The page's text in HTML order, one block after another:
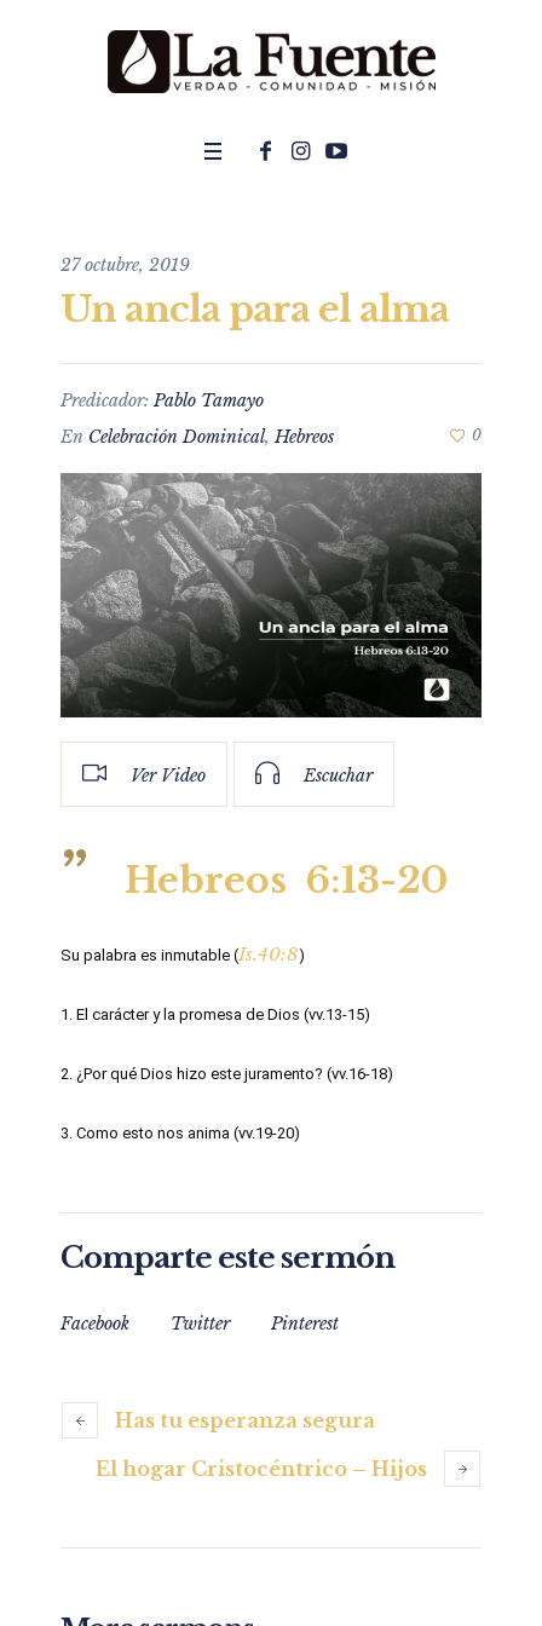
27 octubre, 2019
Un ancla para el alma
Predicador:Pablo Tamayo
En Celebración Dominical,Hebreos 0
Ver Video Escuchar
Hebreos 6:13-20
Su palabra es inmutable (Is.40:8)
1. El carácter y la promesa de Dios (vv.13-15)
2. ¿Por qué Dios hizo este juramento? (vv.16-18)
3. Como esto nos anima (vv.19-20)
Comparte este sermón
Facebook Twitter Pinterest
Has tu esperanza segura
El hogar Cristocéntrico – Hijos